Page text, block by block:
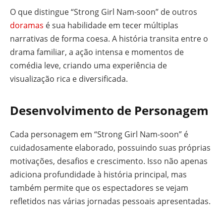
O que distingue “Strong Girl Nam-soon” de outros
doramas é sua habilidade em tecer múltiplas
narrativas de forma coesa. A história transita entre o
drama familiar, a ação intensa e momentos de
comédia leve, criando uma experiência de
visualização rica e diversificada.
Desenvolvimento de Personagem
Cada personagem em “Strong Girl Nam-soon” é
cuidadosamente elaborado, possuindo suas próprias
motivações, desafios e crescimento. Isso não apenas
adiciona profundidade à história principal, mas
também permite que os espectadores se vejam
refletidos nas várias jornadas pessoais apresentadas.